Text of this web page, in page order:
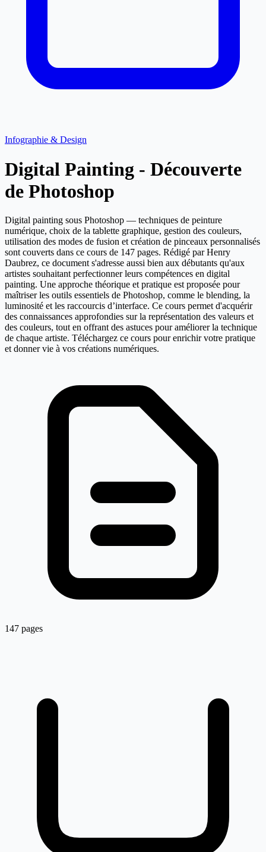
Infographie & Design
Digital Painting - Découverte
de Photoshop
Digital painting sous Photoshop — techniques de peinture
numérique, choix de la tablette graphique, gestion des couleurs,
utilisation des modes de fusion et création de pinceaux personnalisés
sont couverts dans ce cours de 147 pages. Rédigé par Henry
Daubrez, ce document s'adresse aussi bien aux débutants qu'aux
artistes souhaitant perfectionner leurs compétences en digital
painting. Une approche théorique et pratique est proposée pour
maîtriser les outils essentiels de Photoshop, comme le blending, la
luminosité et les raccourcis d’interface. Ce cours permet d'acquérir
des connaissances approfondies sur la représentation des valeurs et
des couleurs, tout en offrant des astuces pour améliorer la technique
de chaque artiste. Téléchargez ce cours pour enrichir votre pratique
et donner vie à vos créations numériques.
147 pages